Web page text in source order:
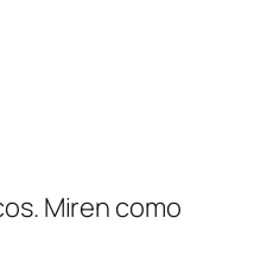
Miren como